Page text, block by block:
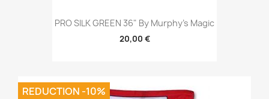
PRO SILK GREEN 36" By Murphy's Magic
20,00 €
REDUCTION -10%